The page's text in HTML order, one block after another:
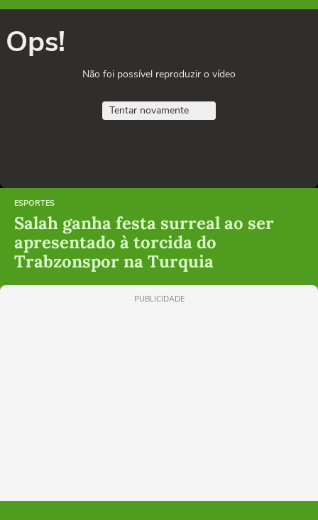
Ops!
Não foi possível reproduzir o vídeo
Tentar novamente
ESPORTES
Salah ganha festa surreal ao ser
apresentado à torcida do
Trabzonspor na Turquia
PUBLICIDADE